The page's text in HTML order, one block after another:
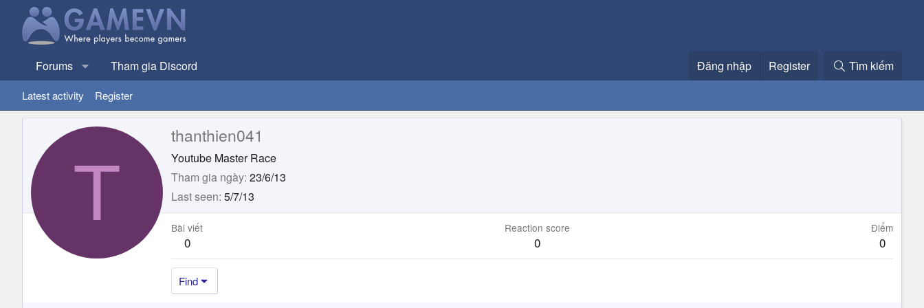
Forums Tham gia Discord Đăng nhập Register Tìm kiếm
Latest activity Register
T
thanthien041
Youtube Master Race
Tham gia ngày 23/6/13
Last seen 5/7/13
Bài viết
0
Reaction score
0
Điểm
0
Find